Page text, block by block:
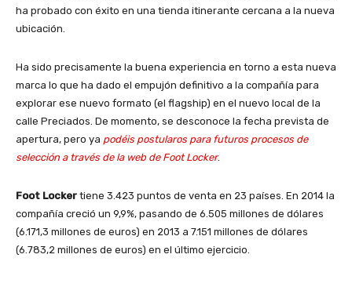
ha probado con éxito en una tienda itinerante cercana a la nueva
ubicación.
Ha sido precisamente la buena experiencia en torno a esta nueva
marca lo que ha dado el empujón definitivo a la compañía para
explorar ese nuevo formato (el flagship) en el nuevo local de la
calle Preciados. De momento, se desconoce la fecha prevista de
apertura, pero ya podéis postularos para futuros procesos de
selección a través de la web de Foot Locker.
Foot Locker tiene 3.423 puntos de venta en 23 países. En 2014 la
compañía creció un 9,9%, pasando de 6.505 millones de dólares
(6.171,3 millones de euros) en 2013 a 7.151 millones de dólares
(6.783,2 millones de euros) en el último ejercicio.